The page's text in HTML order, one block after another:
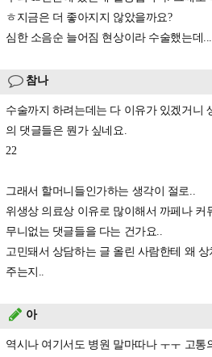
ㅎ지금은 더 좋아지지 않았을까요?
심한 소음순 늘어짐 현상이라 수술했는데
참나
수술까지 하려는데는 다 이유가 있겠거니
의 댓글들은 뭔가 싶네요.
22
그래서 할머니들인가하는 생각이 절로..
위생상 의료상 이유로 많이해서 까페나 커
무니없는 댓글들을 다는 건가요..
고민돼서 상담하는 글 올린 사람한테 왜 상
주는지..
아
역시나 여기서도 병원 말마따나 ㅜㅜ 고통